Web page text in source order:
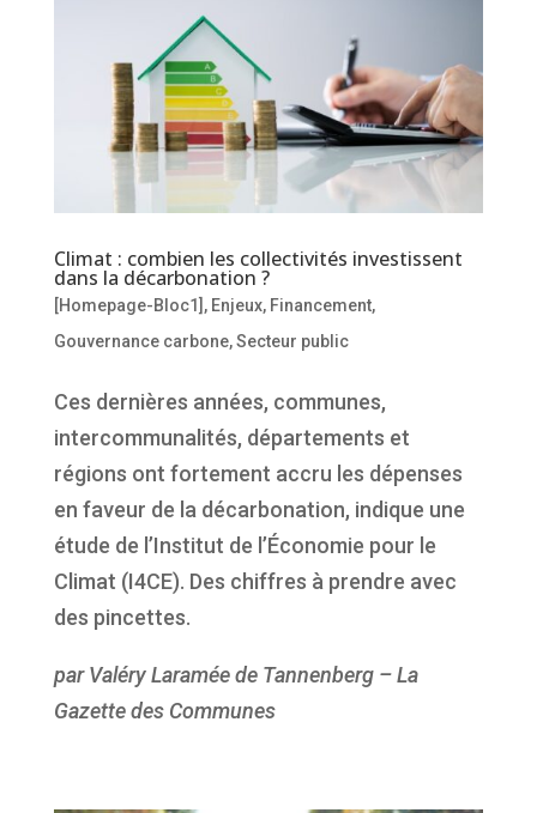
Climat : combien les collectivités investissent
dans la décarbonation ?
[Homepage-Bloc1] , Enjeux, Financement,
Gouvernance carbone,Secteur public
Ces dernières années, communes,
intercommunalités, départements et
régions ont fortement accru les dépenses
en faveur de la décarbonation, indique une
étude de l’Institut de l’Économie pour le
Climat (I4CE). Des chiffres à prendre avec
des pincettes.
par Valéry Laramée de Tannenberg – La
Gazette des Communes